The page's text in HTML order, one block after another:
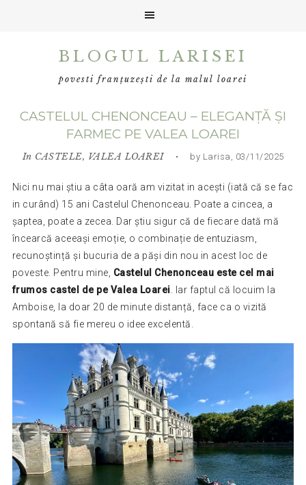
BLOGUL LARISEI
povesti franțuzești de la malul loarei
CASTELUL CHENONCEAU – ELEGANȚĂ ȘI
FARMEC PE VALEA LOAREI
In CASTELE, VALEA LOAREI• by Larisa, 03/11/2025
Nici nu mai știu a câta oară am vizitat in acești (iată că se fac
in curând) 15 ani Castelul Chenonceau. Poate a cincea, a
șaptea, poate a zecea. Dar știu sigur că de fiecare dată mă
încearcă aceeași emoție, o combinație de entuziasm,
recunoștință și bucuria de a păși din nou in acest loc de
poveste. Pentru mine, Castelul Chenonceau este cel mai
frumos castel de pe Valea Loarei . Iar faptul că locuim la
Amboise, la doar 20 de minute distanță, face ca o vizită
spontană să fie mereu o idee excelentă.